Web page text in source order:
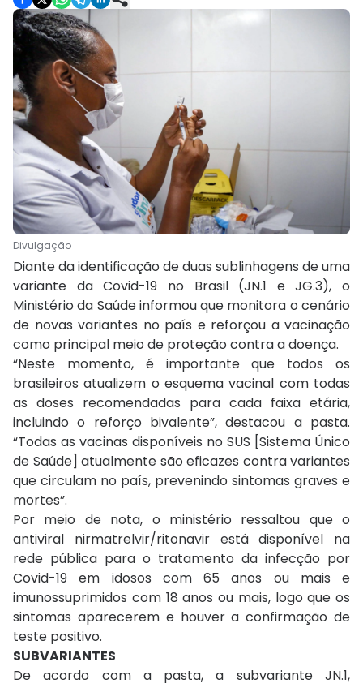
Divulgação
Diante da identificação de duas sublinhagens de uma
variante da Covid-19 no Brasil (JN.1 e JG.3), o
Ministério da Saúde informou que monitora o cenário
de novas variantes no país e reforçou a vacinação
como principal meio de proteção contra a doença.
“Neste momento, é importante que todos os
brasileiros atualizem o esquema vacinal com todas
as doses recomendadas para cada faixa etária,
incluindo o reforço bivalente”, destacou a pasta.
“Todas as vacinas disponíveis no SUS [Sistema Único
de Saúde] atualmente são eficazes contra variantes
que circulam no país, prevenindo sintomas graves e
mortes”.
Por meio de nota, o ministério ressaltou que o
antiviral nirmatrelvir/ritonavir está disponível na
rede pública para o tratamento da infecção por
Covid-19 em idosos com 65 anos ou mais e
imunossuprimidos com 18 anos ou mais, logo que os
sintomas aparecerem e houver a confirmação de
teste positivo.
SUBVARIANTES
De acordo com a pasta, a subvariante JN.1,